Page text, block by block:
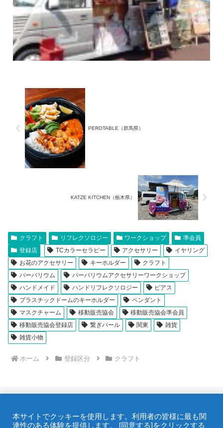
PEROTABLE（群馬県）
KATZE KITCHEN（栃木県）
クラフト リフレクソロジー ワークショップ
準会員
登録店
TCカラーセラピー アクセサリー
イヤリング
お花のアクセサリー
キーホルダー
クラフト
バーバリウム
バーバリウムアクセサリーワークショップ
ハンドメイド
ハンドリフレクソロジー
ピアス
プラスチックドームのキーホルダー
ペンダント
マスクチャーム
移動販売協会
移動販売協会準会員
移動販売協会登録店
繋ぎパール 関東
雑貨
雑貨小物
ホーム 登録区分 クラフト